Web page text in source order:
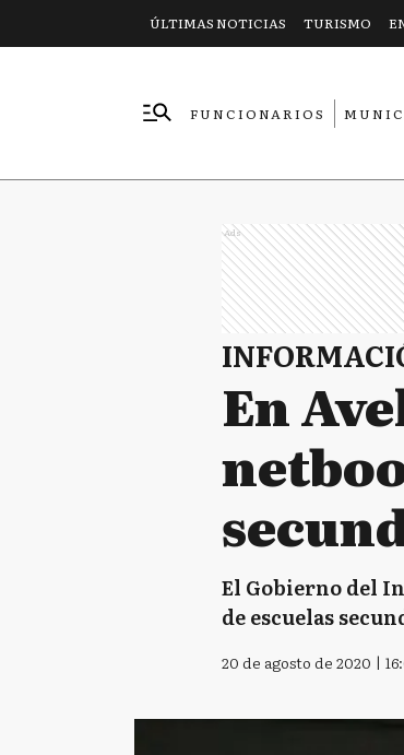
ÚLTIMAS NOTICIAS TURISMO
FUNCIONARIOS
Ads
En
El Gobierno del
de escuelas
20 de agosto de 2020 |